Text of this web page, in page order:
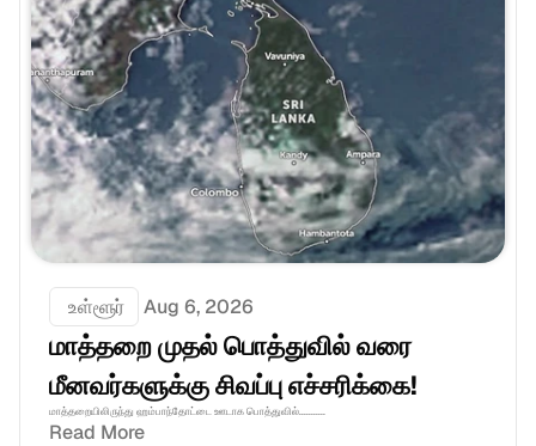
உள்ளூர் Aug 6, 2026
மாத்தறை முதல் பொத்துவில் வரை
மீனவர்களுக்கு சிவப்பு எச்சரிக்கை!
மாத்தறையிலிருந்து ஹம்பாந்தோட்டை ஊடாக பொத்துவில்...........
Read More